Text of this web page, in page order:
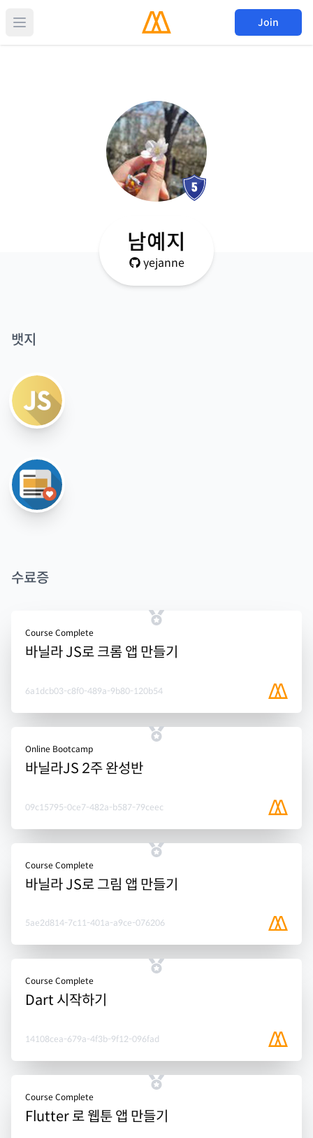
Join
남예지
yejanne
뱃지
수료증
Course Complete
바닐라 JS로 크롬 앱 만들기
6a1dcb03-c8f0-489a-9b80-120b54
Online Bootcamp
바닐라JS 2주 완성반
09c15795-0ce7-482a-b587-79ceec
Course Complete
바닐라 JS로 그림 앱 만들기
5ae2d814-7c11-401a-a9ce-076206
Course Complete
Dart 시작하기
14108cea-679a-4f3b-9f12-096fad
Course Complete
Flutter 로 웹툰 앱 만들기